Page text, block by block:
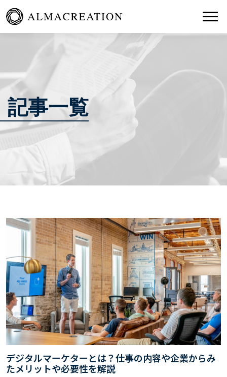
記事一覧
デジタルマーケターとは？仕事の内容や企業からみ
たメリットや必要性を解説